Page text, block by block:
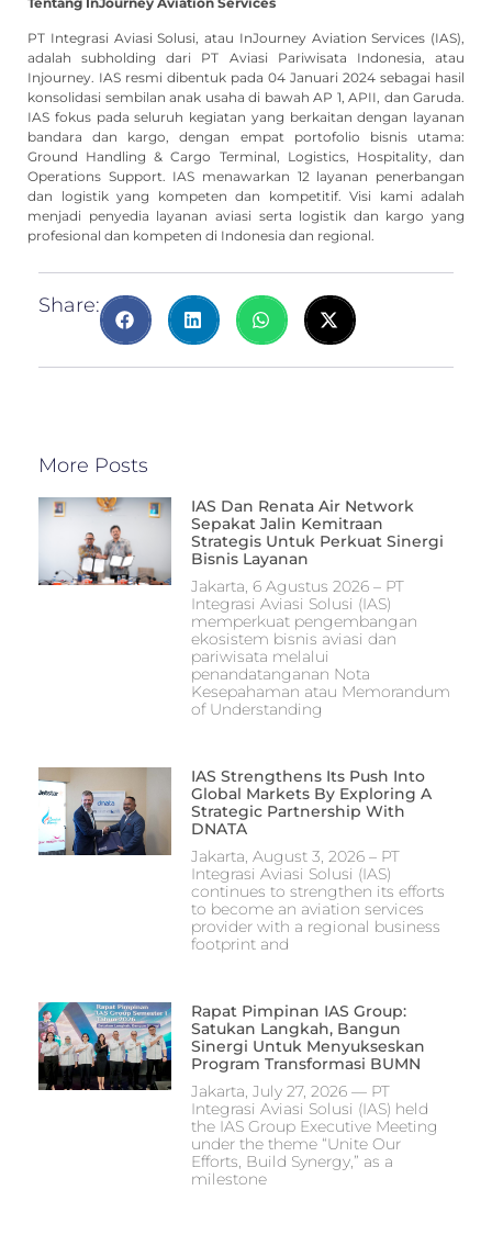
PT Integrasi Aviasi Solusi, atau InJourney Aviation Services (IAS),
adalah subholding dari PT Aviasi Pariwisata Indonesia, atau
Injourney. IAS resmi dibentuk pada 04 Januari 2024 sebagai hasil
konsolidasi sembilan anak usaha di bawah AP 1, APII, dan Garuda.
IAS fokus pada seluruh kegiatan yang berkaitan dengan layanan
bandara dan kargo, dengan empat portofolio bisnis utama:
Ground Handling & Cargo Terminal, Logistics, Hospitality, dan
Operations Support. IAS menawarkan 12 layanan penerbangan
dan logistik yang kompeten dan kompetitif. Visi kami adalah
menjadi penyedia layanan aviasi serta logistik dan kargo yang
profesional dan kompeten di Indonesia dan regional.
Share:
More Posts
IAS Dan Renata Air Network
Sepakat Jalin Kemitraan
Strategis Untuk Perkuat Sinergi
Bisnis Layanan
Jakarta, 6 Agustus 2026 – PT
Integrasi Aviasi Solusi (IAS)
memperkuat pengembangan
ekosistem bisnis aviasi dan
pariwisata melalui
penandatanganan Nota
Kesepahaman atau Memorandum
of Understanding
IAS Strengthens Its Push Into
Global Markets By Exploring A
Strategic Partnership With
DNATA
Jakarta, August 3, 2026 – PT
Integrasi Aviasi Solusi (IAS)
continues to strengthen its efforts
to become an aviation services
provider with a regional business
footprint and
Rapat Pimpinan IAS Group:
Satukan Langkah, Bangun
Sinergi Untuk Menyukseskan
Program Transformasi BUMN
Jakarta, July 27, 2026 — PT
Integrasi Aviasi Solusi (IAS) held
the IAS Group Executive Meeting
under the theme “Unite Our
Efforts, Build Synergy,” as a
milestone